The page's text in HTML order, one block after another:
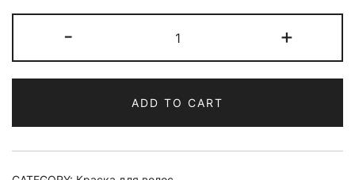
-
для
волос
µ
L8
quantity
+
ADD TO CART